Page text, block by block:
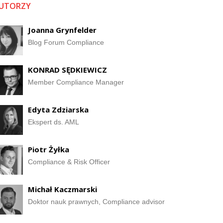
Joanna Grynfelder
Blog Forum Compliance
KONRAD SĘDKIEWICZ
Member Compliance Manager
Edyta Zdziarska
Ekspert ds. AML
Piotr Żyłka
Compliance & Risk Officer
Michał Kaczmarski
Doktor nauk prawnych, Compliance advisor